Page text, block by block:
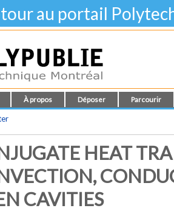
au portail
À propos Déposer Parcourir
HEAT
CAVITIES